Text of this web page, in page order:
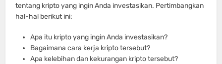
tentang kripto yang ingin Anda investasikan. Pertimbangkan
hal-hal berikut ini:
Apa itu kripto yang ingin Anda investasikan?
Bagaimana cara kerja kripto tersebut?
Apa kelebihan dan kekurangan kripto tersebut?